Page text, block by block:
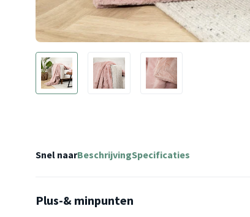
Snel naarBeschrijvingSpecificaties
Plus-& minpunten